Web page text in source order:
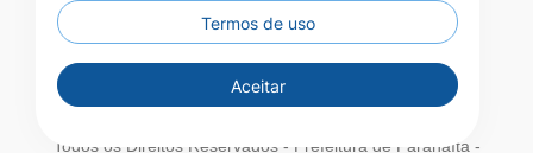
Todos os Direitos Reservados - Prefeitura de Paranaíta -
Termos de uso
Aceitar